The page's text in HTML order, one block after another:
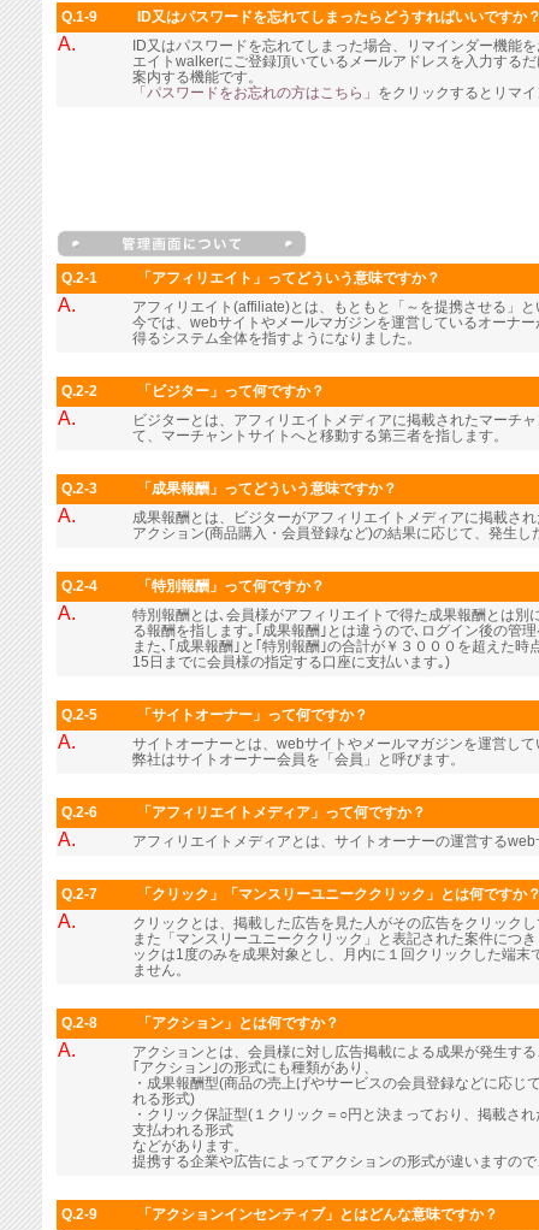
Q.1-9 ID又はパスワードを忘れてしまったらどうすればいいですか
A.
ID又はパスワードを忘れてしまった場合、リマインダー機能
エイトwalkerにご登録頂いているメールアドレスを入力する
案内する機能です。
「パスワードをお忘れの方はこちら」 をクリックするとリマ
Q.2-1 「アフィリエイト」ってどういう意味ですか？
A.
アフィリエイト(affiliate)とは、もともと「～を提携させる」
今では、webサイトやメールマガジンを運営しているオーナ
得るシステム全体を指すようになりました。
Q.2-2 「ビジター」って何ですか？
A.
ビジターとは、アフィリエイトメディアに掲載されたマーチ
て、マーチャントサイトへと移動する第三者を指します。
Q.2-3 「成果報酬」ってどういう意味ですか？
A.
成果報酬とは、ビジターがアフィリエイトメディアに掲載さ
アクション(商品購入・会員登録など)の結果に応じて、発生し
Q.2-4 「特別報酬」って何ですか？
A.
特別報酬とは､会員様がアフィリエイトで得た成果報酬とは
る報酬を指します｡｢成果報酬｣とは違うので､ログイン後の管
また､｢成果報酬｣と｢特別報酬｣の合計が￥３０００を超えた
15日までに会員様の指定する口座に支払います｡)
Q.2-5 「サイトオーナー」って何ですか？
A.
サイトオーナーとは、webサイトやメールマガジンを運営し
弊社はサイトオーナー会員を「会員」と呼びます。
Q.2-6 「アフィリエイトメディア」って何ですか？
A. アフィリエイトメディアとは、サイトオーナーの運営する
Q.2-7 「クリック」「マンスリーユニーククリック」とは何ですか
A.
クリックとは、掲載した広告を見た人がその広告をクリック
また「マンスリーユニーククリック」と表記された案件につ
ックは1度のみを成果対象とし、月内に１回クリックした端
ません。
Q.2-8 「アクション」とは何ですか？
A.
アクションとは、会員様に対し広告掲載による成果が発生す
｢アクション｣の形式にも種類があり、
・成果報酬型(商品の売上げやサービスの会員登録などに応
れる形式)
・クリック保証型(１クリック＝○円と決まっており、掲載さ
支払われる形式
などがあります。
提携する企業や広告によってアクションの形式が違いますの
Q.2-9 「アクションインセンティブ」とはどんな意味ですか？